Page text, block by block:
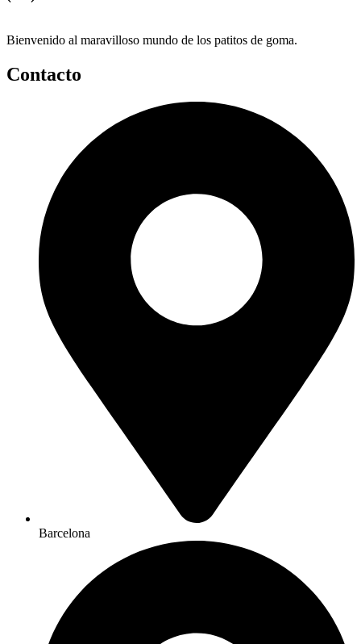
Bienvenido al maravilloso mundo de los patitos de goma.
Contacto
Barcelona